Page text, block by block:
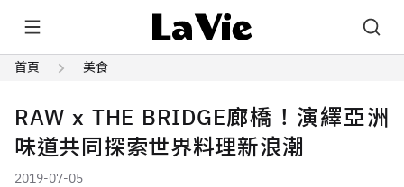
首頁 美食
RAW x THE BRIDGE廊橋！演繹亞洲
味道共同探索世界料理新浪潮
2019-07-05